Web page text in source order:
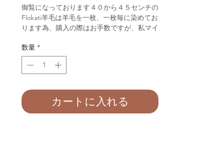
御覧になっております４０から４５センチの
Flokati羊毛は羊毛を一枚、一枚毎に染めてお
ります為、購入の際はお手数ですが、私マイ
は、購入後マイクさんが神奈川県相模原市の
ショールームの在庫確認後、即ご連絡致しま
す。
ご理解有難うございます。
ラインまたはお電話を頂きましたら即くご返
数量 *
カートに入れる